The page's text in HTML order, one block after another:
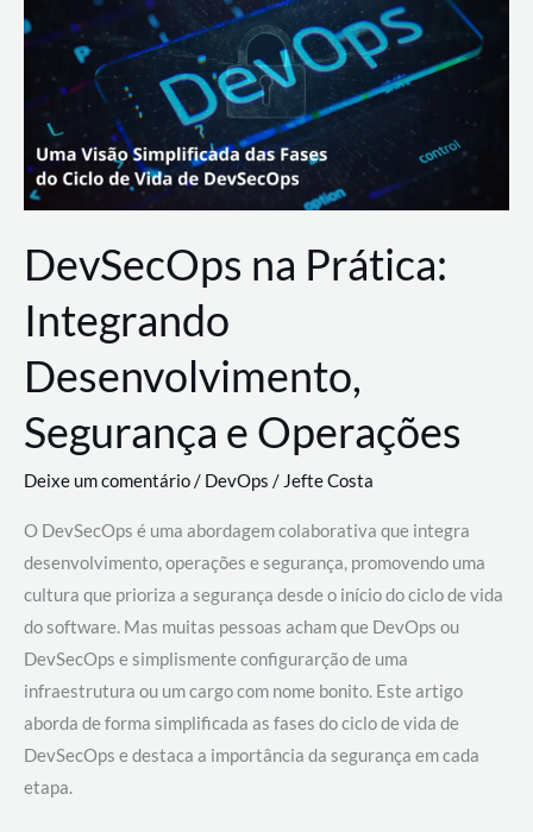
Rural
DevSecOps na Prática:
Integrando
Desenvolvimento,
Segurança e Operações
Deixe um comentário/ DevOps /Jefte Costa
O DevSecOps é uma abordagem colaborativa que integra
desenvolvimento, operações e segurança, promovendo uma
cultura que prioriza a segurança desde o início do ciclo de vida
do software. Mas muitas pessoas acham que DevOps ou
DevSecOps e simplismente configurarção de uma
infraestrutura ou um cargo com nome bonito. Este artigo
aborda de forma simplificada as fases do ciclo de vida de
DevSecOps e destaca a importância da segurança em cada
etapa.